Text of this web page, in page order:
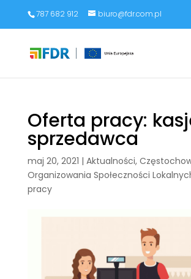
787 682 912 biuro@fdr.com.pl
Oferta pracy:
sprzedawca
maj 20, 2021 | Aktualności,
Organizowania Społeczności
pracy